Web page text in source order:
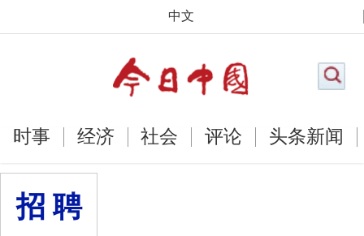
中文
时事 经济 社会 评论 头条新闻
招 聘